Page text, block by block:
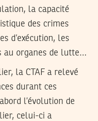
la capacité
des crimes
d’exécution, les
au organes de lutte…
la CTAF a relevé
durant ces
l’évolution de
celui-ci a